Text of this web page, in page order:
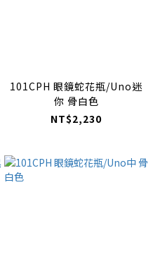
101CPH 眼鏡蛇花瓶/Uno迷
你 骨白色
NT$2,230